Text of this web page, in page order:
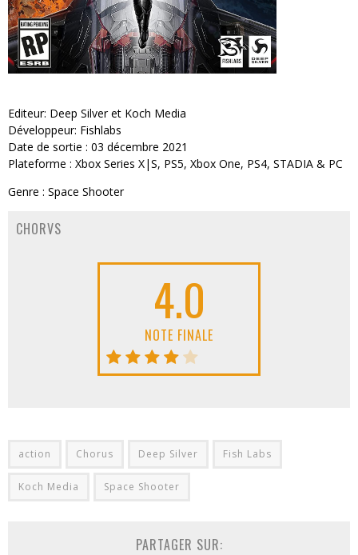
Editeur: Deep Silver et Koch Media
Développeur: Fishlabs
Date de sortie : 03 décembre 2021
Plateforme : Xbox Series X|S, PS5, Xbox One, PS4, STADIA & PC
Genre : Space Shooter
CHORVS
4.0
NOTE FINALE
action Chorus Deep Silver Fish Labs
Koch Media Space Shooter
PARTAGER SUR: